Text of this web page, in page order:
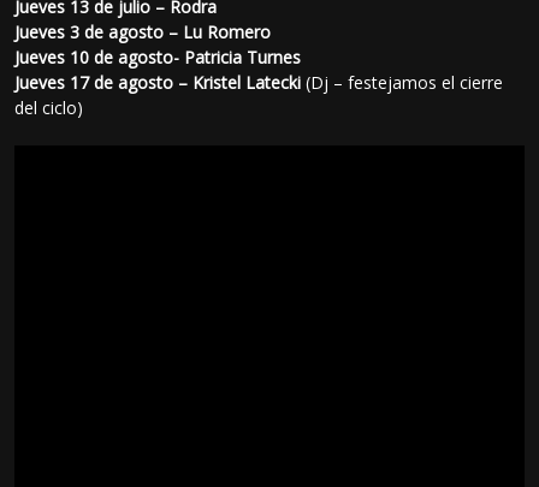
Jueves 13 de julio – Rodra
Jueves 3 de agosto – Lu Romero
Jueves 10 de agosto- Patricia Turnes
Jueves 17 de agosto – Kristel Latecki (Dj – festejamos el cierre
del ciclo)